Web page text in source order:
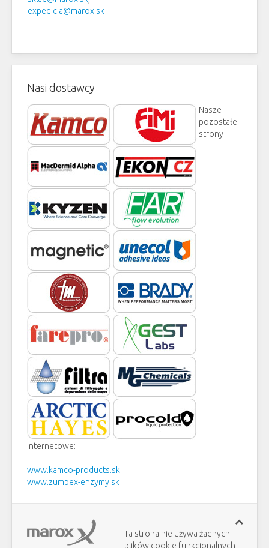
expedicia@marox.sk
Nasi dostawcy
Nasze
pozostałe
strony
internetowe:
www.kamco-products.sk
www.zumpex-enzymy.sk
Ta strona nie używa żadnych
plików cookie funkcjonalnych